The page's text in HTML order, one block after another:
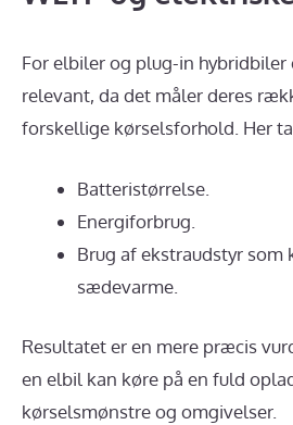
For elbiler og plug-in hybridbiler
relevant, da det måler deres
forskellige kørselsforhold. Her
Batteristørrelse.
Energiforbrug.
Brug af ekstraudstyr
sædevarme.
Resultatet er en mere præcis
en elbil kan køre på en fuld
kørselsmønstre og omgivelser.